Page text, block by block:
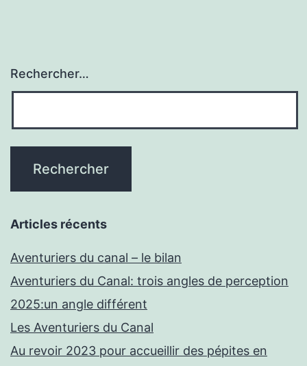
Rechercher…
Articles récents
Aventuriers du canal – le bilan
Aventuriers du Canal: trois angles de perception
2025:un angle différent
Les Aventuriers du Canal
Au revoir 2023 pour accueillir des pépites en